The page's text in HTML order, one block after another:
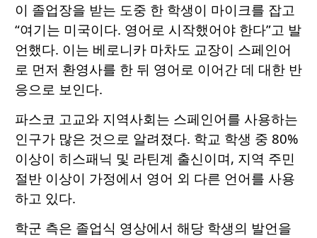
이 졸업장을 받는 도중 한 학생이 마이크를 잡고
“여기는 미국이다. 영어로 시작했어야 한다”고 발
언했다. 이는 베로니카 마차도 교장이 스페인어
로 먼저 환영사를 한 뒤 영어로 이어간 데 대한 반
응으로 보인다.
파스코 고교와 지역사회는 스페인어를 사용하는
인구가 많은 것으로 알려졌다. 학교 학생 중 80%
이상이 히스패닉 및 라틴계 출신이며, 지역 주민
절반 이상이 가정에서 영어 외 다른 언어를 사용
하고 있다.
학군 측은 졸업식 영상에서 해당 학생의 발언을